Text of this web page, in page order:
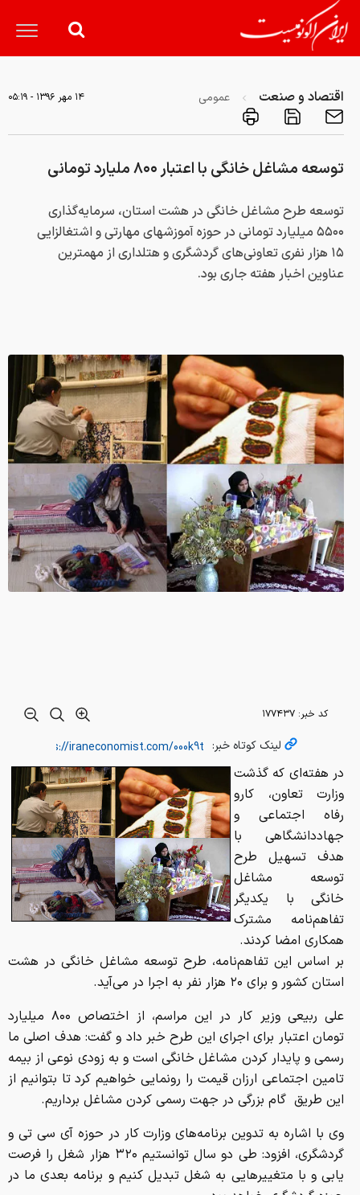
اقتصاد و صنعت عمومی ۱۴ مهر ۱۳۹۶ - ۰۵:۱۹
توسعه مشاغل خانگی با اعتبار ۸۰۰ ملیارد تومانی
توسعه طرح مشاغل خانگی در هشت استان، سرمایه‌گذاری
۵۵۰۰ میلیارد تومانی در حوزه آموزشهای مهارتی و اشتغالزایی
۱۵ هزار نفری تعاونی‌های گردشگری و هتلداری از مهمترین
عناوین اخبار هفته جاری بود.
کد خبر:۱۷۷۴۳۷
جهاددانشگاهی با
هدف تسهیل طرح
توسعه مشاغل
خانگی با یکدیگر
تفاهم‌نامه مشترک
همکاری امضا کردند.
بر اساس این تفاهم‌نامه، طرح توسعه مشاغل خانگی در هشت
استان کشور و برای ۲۰ هزار نفر به اجرا در می‌آید.
علی ربیعی وزیر کار در این مراسم، از اختصاص ۸۰۰ میلیارد
تومان اعتبار برای اجرای این طرح خبر داد و گفت: هدف اصلی ما
رسمی و پایدار کردن مشاغل خانگی است و به زودی نوعی از بیمه
تامین اجتماعی ارزان قیمت را رونمایی خواهیم کرد تا بتوانیم از
این طریق گام بزرگی در جهت رسمی کردن مشاغل برداریم.
گردشگری، ‌افزود: طی دو سال توانستیم ۳۲۰ هزار شغل را فرصت
یابی و با متغییرهایی به شغل تبدیل کنیم و برنامه بعدی ما در
حوزه گردشگری خواهد بود.
علی ربیعی با بیان اینکه بزرگترین مسئله دولت اشتغال است،
شغلی و آماده سازی افراد برای تبدیل این فرصت‌ها به شغل
است. در واقع از هر ظرفیتی حتی ظرفیت‌های نهفته برای ایجاد
فرصت‌های شغلی باید استفاده کنیم.